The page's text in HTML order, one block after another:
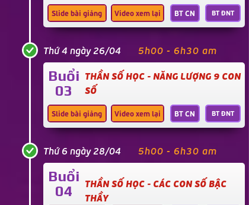
Buổi
03
THẦN SỐ HỌC - NĂNG LƯỢNG 9 CON
SỐ
Thứ 4 ngày 26/04 5h00 - 6h30 am
BT CN
Slide bài giảng Video xem lại BT ĐNT
BT CN
Slide bài giảng Video xem lại BT ĐNT
Buổi
04
THẦN SỐ HỌC - CÁC CON SỐ BẬC
THẦY
Thứ 6 ngày 28/04 5h00 - 6h30 am